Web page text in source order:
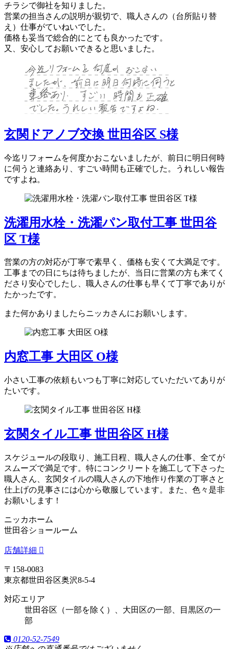
チラシで御社を知りました。
営業の担当さんの説明が親切で、職人さんの（台所貼り替
え）仕事がていねいでした。
価格も妥当で総合的にとても良かったです。
又、安心してお願いできると思いました。
玄関ドアノブ交換 世田谷区 S様
今迄リフォームを何度かおこないましたが、前日に明日何時
に伺うと連絡あり、すごい時間も正確でした。うれしい報告
ですよね。
洗濯用水栓・洗濯パン取付工事 世田谷
区 T様
営業の方の対応が丁寧で素早く、価格も安くて大満足です。
工事までの日にちは待ちましたが、当日に営業の方も来てく
ださり安心でしたし、職人さんの仕事も早くて丁寧でありが
たかったです。
また何かありましたらニッカさんにお願いします。
内窓工事 大田区 O様
小さい工事の依頼もいつも丁寧に対応していただいてありが
たいです。
玄関タイル工事 世田谷区 H様
スケジュールの段取り、施工日程、職人さんの仕事、全てが
スムーズで満足です。特にコンクリートを施工して下さった
職人さん、玄関タイルの職人さんの下地作り作業の丁寧さと
仕上げの見事さには心から敬服しています。また、色々是非
お願いします！
ニッカホーム
世田谷ショールーム
店舗詳細
〒158-0083
東京都世田谷区奥沢8-5-4
対応エリア
世田谷区（一部を除く）、大田区の一部、目黒区の一
部
0120-52-7549